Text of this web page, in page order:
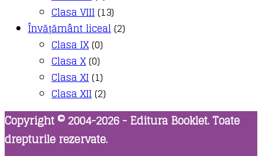
Clasa VIII(13)
Învățământ liceal(2)
Clasa IX(0)
Clasa X(0)
Clasa XI(1)
Clasa XII(2)
Copyright © 2004-2026 - Editura Booklet. Toate
drepturile rezervate.